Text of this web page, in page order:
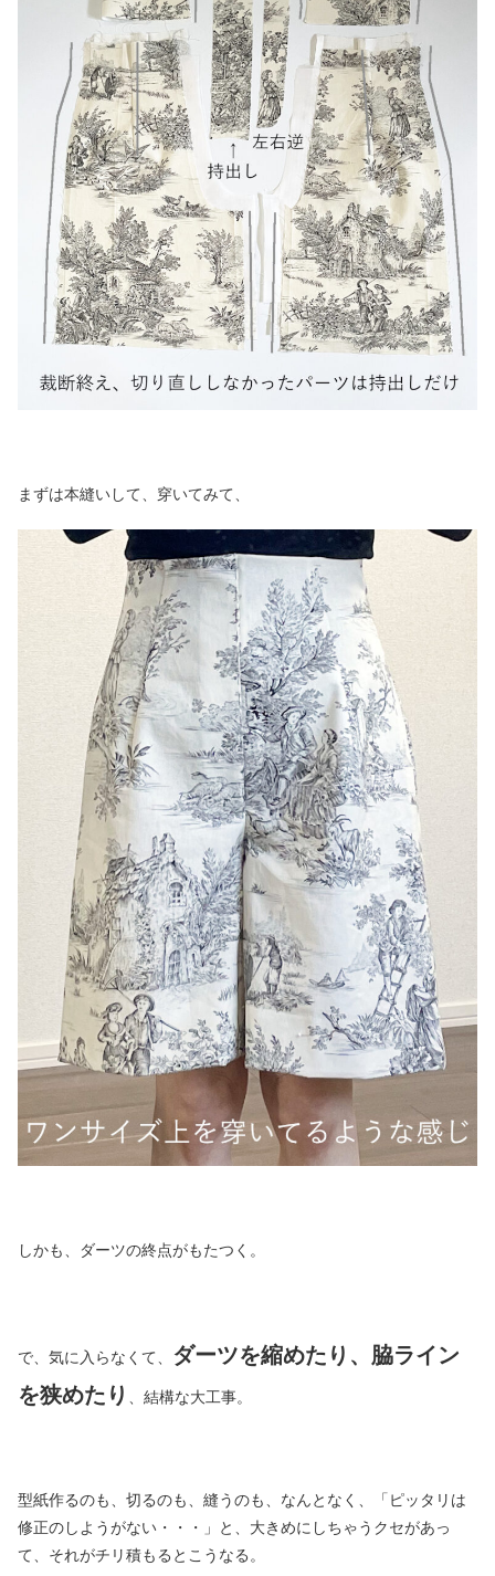
まずは本縫いして、穿いてみて、
しかも、ダーツの終点がもたつく。
で、気に入らなくて、
ダーツを縮めたり、脇ライン
を狭めたり 、結構な大工事。
型紙作るのも、切るのも、縫うのも、なんとなく、「ピッタリは
修正のしようがない・・・」と、大きめにしちゃうクセがあっ
て、それがチリ積もるとこうなる。